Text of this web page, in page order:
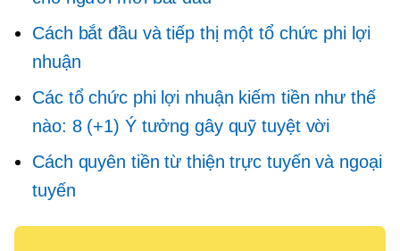
Cách bắt đầu và tiếp thị một tổ chức phi lợi
nhuận
Các tổ chức phi lợi nhuận kiếm tiền như thế
nào: 8 (+1) Ý tưởng gây quỹ tuyệt vời
Cách quyên tiền từ thiện trực tuyến và ngoại
tuyến